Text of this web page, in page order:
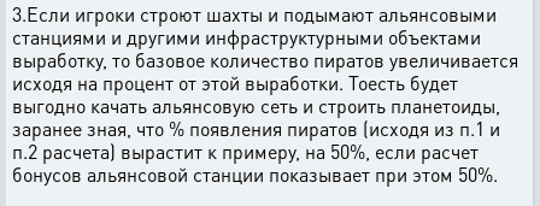
3.Если игроки строют шахты и подымают альянсовыми
станциями и другими инфраструктурными объектами
выработку, то базовое количество пиратов увеличивается
исходя на процент от этой выработки. Тоесть будет
выгодно качать альянсовую сеть и строить планетоиды,
заранее зная, что % появления пиратов (исходя из п.1 и
п.2 расчета) вырастит к примеру, на 50%, если расчет
бонусов альянсовой станции показывает при этом 50%.